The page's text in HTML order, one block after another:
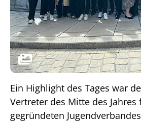
Ein Highlight des Tages war
Vertreter des Mitte des Jahres
gegründeten